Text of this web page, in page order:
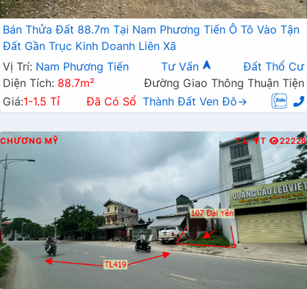
Bán Thửa Đất 88.7m Tại Nam Phương Tiến Ô Tô Vào Tận
Đất Gần Trục Kinh Doanh Liên Xã
Vị Trí: Nam Phương Tiến Tư Vấn
Đất Thổ Cư
Diện Tích: 88.7m²
Đường Giao Thông Thuận Tiện
Giá:1-1.5 Tỉ Đã Có Sổ Thành Đất Ven Đô→
CHƯƠNG MỸ T.L T 22228